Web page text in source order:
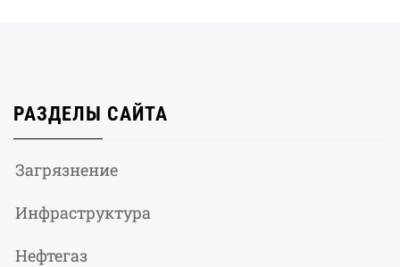
РАЗДЕЛЫ САЙТА
Загрязнение
Инфраструктура
Нефтегаз